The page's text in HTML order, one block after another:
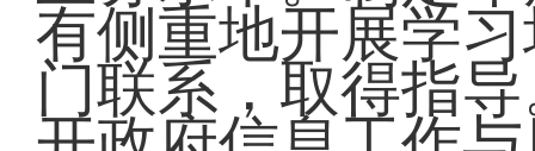
有侧重地开展学
门联系，取得指